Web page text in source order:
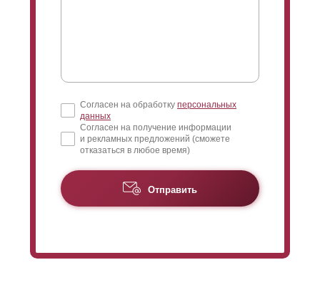
Согласен на обработку персональных
данных
Согласен на получение информации
и рекламных предложений (сможете
отказаться в любое время)
Отправить